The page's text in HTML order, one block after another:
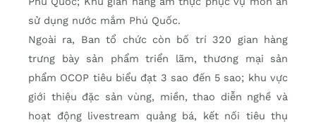
sử dụng nước mắm Phú Quốc.
Ngoài ra, Ban tổ chức còn bố trí 320 gian hàng
trưng bày sản phẩm triển lãm, thương mại sản
phẩm OCOP tiêu biểu đạt 3 sao đến 5 sao; khu vực
giới thiệu đặc sản vùng, miền, thao diễn nghề và
hoạt động livestream quảng bá, kết nối tiêu thụ